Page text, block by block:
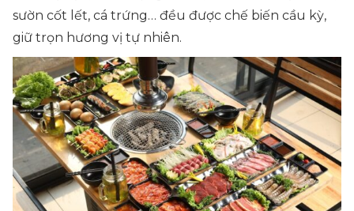
sườn cốt lết, cá trứng… đều được chế biến cầu kỳ,
giữ trọn hương vị tự nhiên.